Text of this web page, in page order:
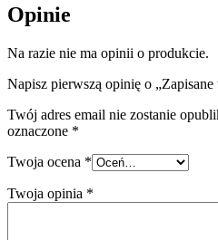
Opinie
Na razie nie ma opinii o produkcie.
Napisz pierwszą opinię o
Twój adres email nie zostanie
oznaczone *
Twoja ocena *
Twoja opinia *